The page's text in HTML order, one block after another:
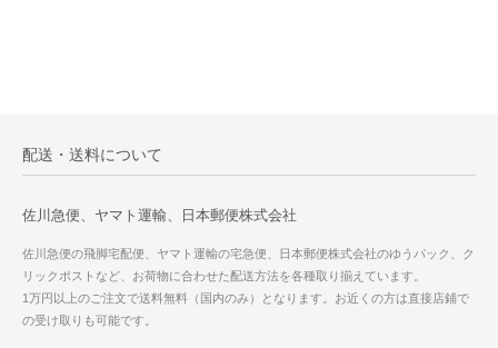
配送・送料について
佐川急便、ヤマト運輸、日本郵便株式会社
佐川急便の飛脚宅配便、ヤマト運輸の宅急便、日本郵便株式会社のゆうパック、ク
リックポストなど、お荷物に合わせた配送方法を各種取り揃えています。
1万円以上のご注文で送料無料（国内のみ）となります。お近くの方は直接店鋪で
の受け取りも可能です。